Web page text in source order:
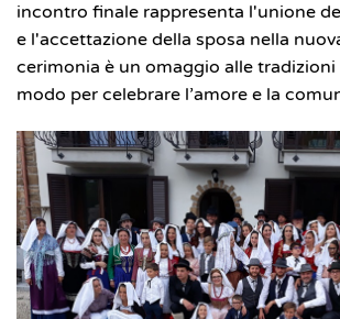
incontro finale rappresenta l'unione
e l'accettazione della sposa nella
cerimonia è un omaggio alle tradizioni
modo per celebrare l’amore e la